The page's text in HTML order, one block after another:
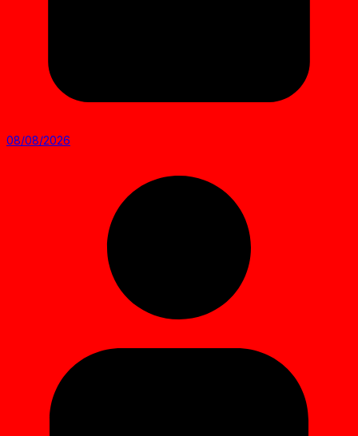
08/08/2026